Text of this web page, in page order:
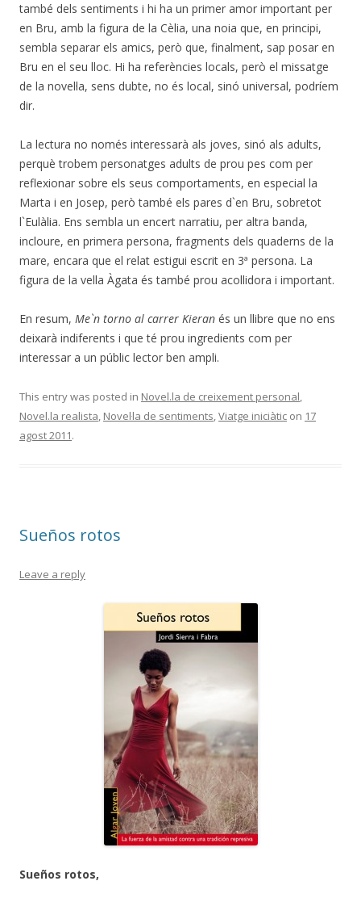
també dels sentiments i hi ha un primer amor important per
en Bru, amb la figura de la Cèlia, una noia que, en principi,
sembla separar els amics, però que, finalment, sap posar en
Bru en el seu lloc. Hi ha referències locals, però el missatge
de la novel·la, sens dubte, no és local, sinó universal, podríem
dir.
La lectura no només interessarà als joves, sinó als adults,
perquè trobem personatges adults de prou pes com per
reflexionar sobre els seus comportaments, en especial la
Marta i en Josep, però també els pares d`en Bru, sobretot
l`Eulàlia. Ens sembla un encert narratiu, per altra banda,
incloure, en primera persona, fragments dels quaderns de la
mare, encara que el relat estigui escrit en 3ª persona. La
figura de la vella Àgata és també prou acollidora i important.
En resum, Me`n torno al carrer Kieran és un llibre que no ens
deixarà indiferents i que té prou ingredients com per
interessar a un públic lector ben ampli.
This entry was posted in Novel.la de creixement personal,
Novel.la realista, Novel·la de sentiments,Viatge iniciàtic on 17
agost 2011.
Sueños rotos
Leave a reply
Sueños rotos,